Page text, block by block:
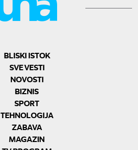
BLISKI ISTOK
SVE VESTI
NOVOSTI
BIZNIS
SPORT
TEHNOLOGIJA
ZABAVA
MAGAZIN